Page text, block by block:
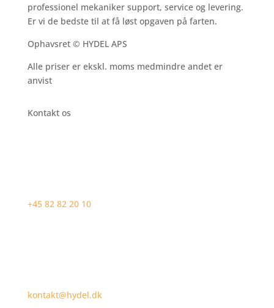
professionel mekaniker support, service og levering.
Er vi de bedste til at få løst opgaven på farten.
Ophavsret © HYDEL APS
Alle priser er ekskl. moms medmindre andet er
anvist
Kontakt os
+45 82 82 20 10
kontakt@hydel.dk